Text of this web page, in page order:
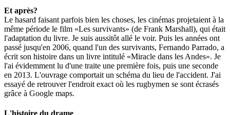
Et après?
Le hasard faisant parfois bien les choses, les cinémas projetaient à la
même période le film «Les survivants» (de Frank Marshall), qui était
l'adaptation du livre. Je suis aussitôt allé le voir. Puis les années ont
passé jusqu'en 2006, quand l'un des survivants, Fernando Parrado, a
écrit son histoire dans un livre intitulé «Miracle dans les Andes». Je
l'ai évidemment lu d'une traite une première fois, puis une seconde
en 2013. L'ouvrage comportait un schéma du lieu de l'accident. J'ai
essayé de retrouver l'endroit exact où les rugbymen se sont écrasés
grâce à Google maps.
L'histoire du drame